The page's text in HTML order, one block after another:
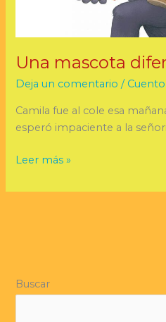
Una mascota
Deja un comentario / Cuento
Camila fue al cole esa
esperó impaciente a la
Leer más »
Buscar